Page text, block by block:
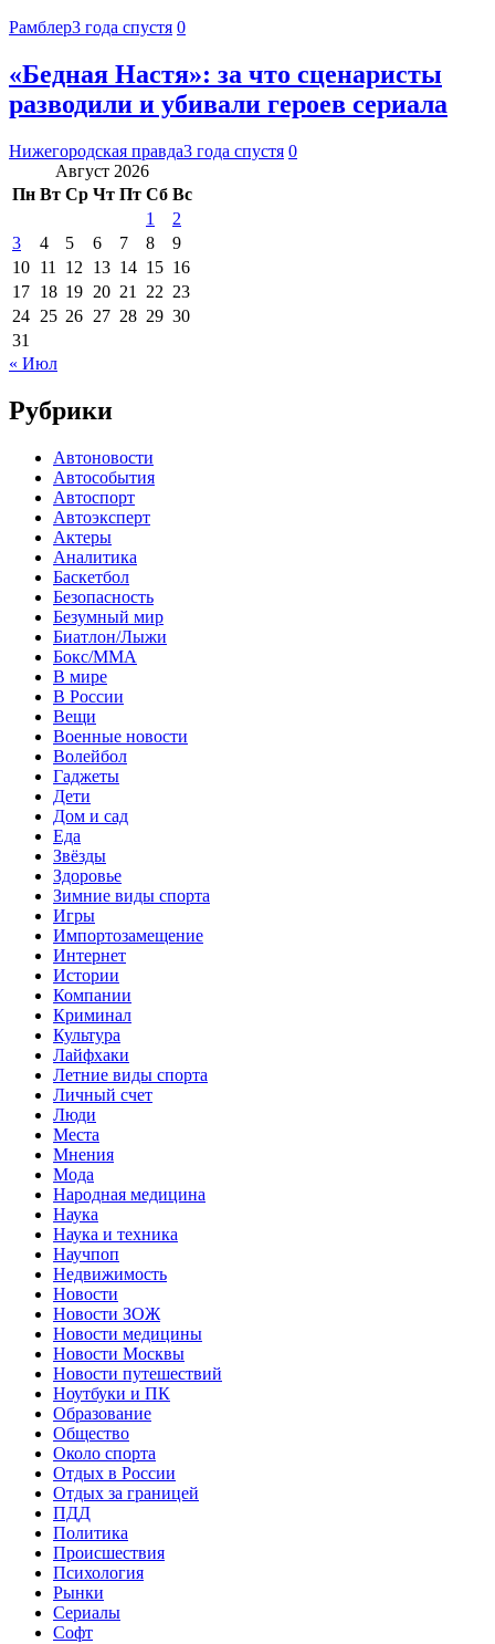
Рамблер3 года спустя 0
«Бедная Настя»: за что сценаристы
разводили и убивали героев сериала
Нижегородская правда3 года спустя 0
Август 2026
Пн Вт Ср Чт Пт Сб Вс
1
2
3
4 5 6 7 8
9
10 11 12 13 14 15 16
17 18 19 20 21 22 23
24 25 26 27 28 29 30
31
« Июл
Рубрики
Автоновости
Автособытия
Автоспорт
Автоэксперт
Актеры
Аналитика
Баскетбол
Безопасность
Безумный мир
Биатлон/Лыжи
Бокс/MMA
В мире
В России
Вещи
Военные новости
Волейбол
Гаджеты
Дети
Дом и сад
Еда
Звёзды
Здоровье
Зимние виды спорта
Игры
Импортозамещение
Интернет
Истории
Компании
Криминал
Культура
Лайфхаки
Летние виды спорта
Личный счет
Люди
Места
Мнения
Мода
Народная медицина
Наука
Наука и техника
Научпоп
Недвижимость
Новости
Новости ЗОЖ
Новости медицины
Новости Москвы
Новости путешествий
Ноутбуки и ПК
Образование
Общество
Около спорта
Отдых в России
Отдых за границей
ПДД
Политика
Происшествия
Психология
Рынки
Сериалы
Софт